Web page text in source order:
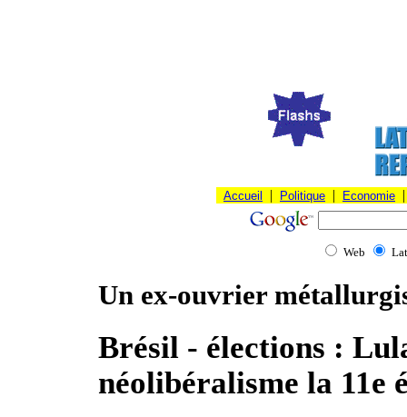
Accueil | Politique | Economie |
Web
Un ex-ouvrier
Brésil - élections :
néolibéralisme la 11e